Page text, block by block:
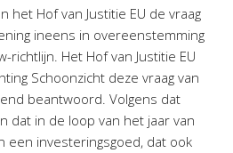
het Hof van Justitie EU de vraag
ineens in overeenstemming
richtlijn. Het Hof van Justitie EU
Schoonzicht deze vraag van
beantwoord. Volgens dat
dat in de loop van het jaar van
een investeringsgoed, dat ook